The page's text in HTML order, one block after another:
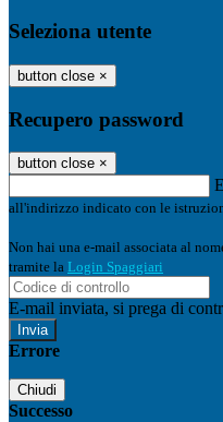
Seleziona utente
button close ×
Recupero password
button close ×
all'indirizzo indicato con le
Non hai una e-mail associata al
tramite la Login Spaggiari
E-mail inviata, si prega di
Errore
Chiudi
Successo